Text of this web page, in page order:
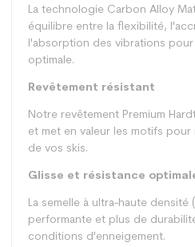
La technologie Carbon Alloy
équilibre entre la flexibilité,
l'absorption des vibrations
optimale.
Revêtement résistant
Notre revêtement Premium
et met en valeur les motifs
de vos skis.
Glisse et résistance
La semelle à ultra-haute densité
performante et plus de
conditions d'enneigement.